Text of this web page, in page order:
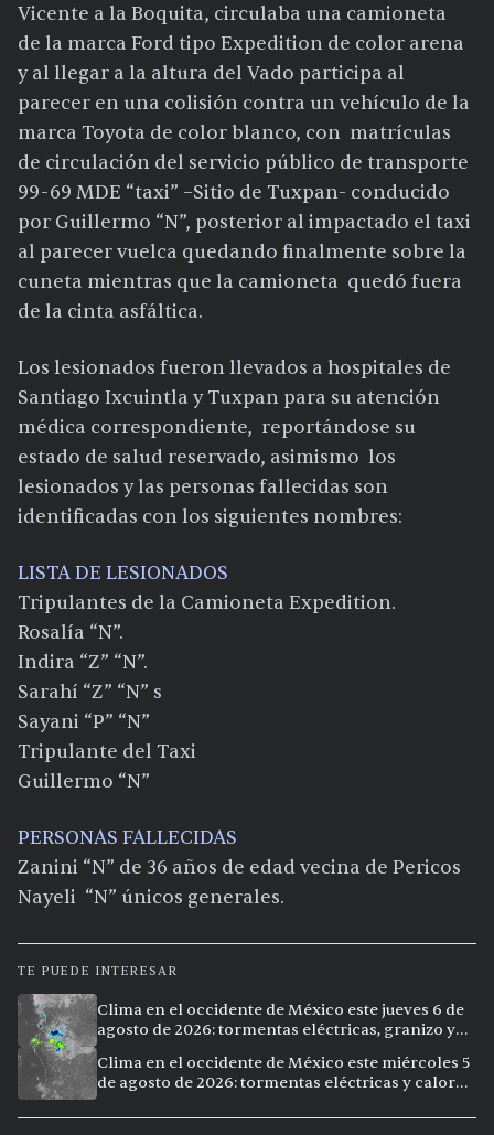
Vicente a la Boquita, circulaba una camioneta
de la marca Ford tipo Expedition de color arena
y al llegar a la altura del Vado participa al
parecer en una colisión contra un vehículo de la
marca Toyota de color blanco, con matrículas
de circulación del servicio público de transporte
99-69 MDE “taxi” –Sitio de Tuxpan- conducido
por Guillermo “N”, posterior al impactado el taxi
al parecer vuelca quedando finalmente sobre la
cuneta mientras que la camioneta quedó fuera
de la cinta asfáltica.
Los lesionados fueron llevados a hospitales de
Santiago Ixcuintla y Tuxpan para su atención
médica correspondiente, reportándose su
estado de salud reservado, asimismo los
lesionados y las personas fallecidas son
identificadas con los siguientes nombres:
LISTA DE LESIONADOS
Tripulantes de la Camioneta Expedition.
Rosalía “N”.
Indira “Z” “N”.
Sarahí “Z” “N” s
Sayani “P” “N”
Tripulante del Taxi
Guillermo “N”
PERSONAS FALLECIDAS
Zanini “N” de 36 años de edad vecina de Pericos
Nayeli “N” únicos generales.
TE PUEDE INTERESAR
Clima en el occidente de México este jueves 6 de
agosto de 2026: tormentas eléctricas, granizo y
Clima en el occidente de México este miércoles 5
de agosto de 2026: tormentas eléctricas y calor